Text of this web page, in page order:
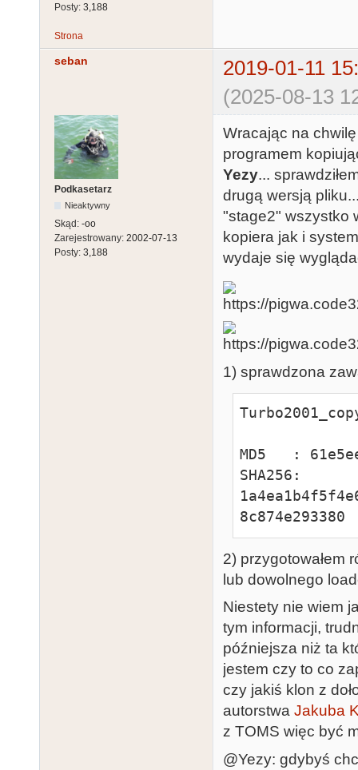
Posty: 3,188
Strona
seban
2019-01-11
(2025-08-13
Podkasetarz
Nieaktywny
Skąd: -oo
Zarejestrowany: 2002-07-13
Posty: 3,188
Wracając na
programem
Yezy...
drugą wersją
"stage2" wszystko
kopiera jak i
wydaje się
1) sprawdzona
MD5   :
SHA256:
8c874e293380
2) przygotowałem
lub dowolnego
Niestety nie wiem
tym informacji,
późniejsza niż ta
jestem czy to co
czy jakiś klon z
autorstwa Jakuba
z TOMS więc być
@Yezy: gdybyś